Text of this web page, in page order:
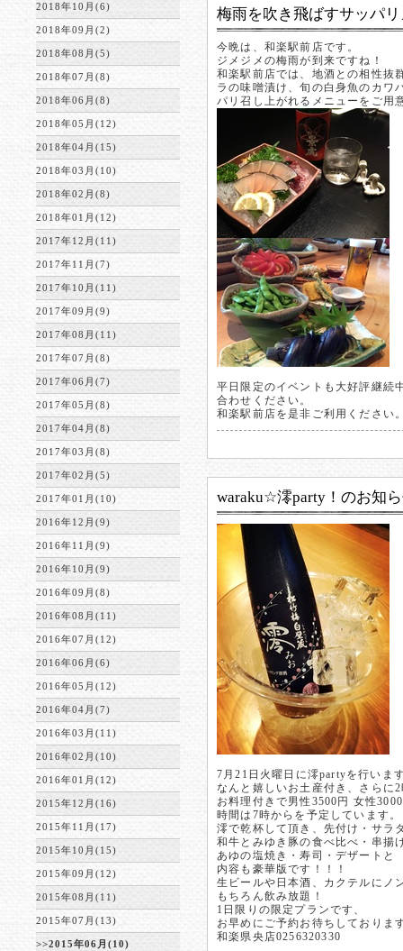
2018年10月(6)
2018年09月(2)
2018年08月(5)
2018年07月(8)
2018年06月(8)
2018年05月(12)
2018年04月(15)
2018年03月(10)
2018年02月(8)
2018年01月(12)
2017年12月(11)
2017年11月(7)
2017年10月(11)
2017年09月(9)
2017年08月(11)
2017年07月(8)
2017年06月(7)
2017年05月(8)
2017年04月(8)
2017年03月(8)
2017年02月(5)
2017年01月(10)
2016年12月(9)
2016年11月(9)
2016年10月(9)
2016年09月(8)
2016年08月(11)
2016年07月(12)
2016年06月(6)
2016年05月(12)
2016年04月(7)
2016年03月(11)
2016年02月(10)
2016年01月(12)
2015年12月(16)
2015年11月(17)
2015年10月(15)
2015年09月(12)
2015年08月(11)
2015年07月(13)
>>2015年06月(10)
梅雨を吹き飛ばすサッパ
今晩は、和楽駅前店です。
ジメジメの梅雨が到来ですね！
和楽駅前店では、地酒との相性抜
ラの味噌漬け、旬の白身魚のカワ
パリ召し上がれるメニューをご用
平日限定のイベントも大好評継続
合わせください。
和楽駅前店を是非ご利用ください
waraku☆澪party！のお知
7月21日火曜日に澪partyを行いま
なんと嬉しいお土産付き、さらに
お料理付きで男性3500円 女性
時間は7時からを予定しています。
澪で乾杯して頂き、先付け・サラ
和牛とみゆき豚の食べ比べ・串揚
あゆの塩焼き・寿司・デザートと
内容も豪華版です！！！
生ビールや日本酒、カクテルにノ
もちろん飲み放題！
1日限りの限定プランです、
お早めにご予約お待ちしておりま
和楽県央店0256320330